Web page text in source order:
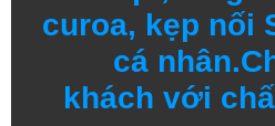
curoa, kẹp nối
cá nhân.
khách với